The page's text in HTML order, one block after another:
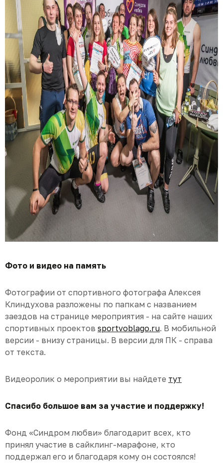
Фото и видео на память
Фотографии от спортивного фотографа Алексея
Клиндухова разложены по папкам с названием
заездов на странице мероприятия - на сайте наших
спортивных проектов sportvoblago.ru. В мобильной
версии - внизу страницы. В версии для ПК - справа
от текста.
Видеоролик о мероприятии вы найдете тут
Спасибо большое вам за участие и поддержку!
Фонд «Синдром любви» благодарит всех, кто
принял участие в сайклинг-марафоне, кто
поддержал его и благодаря кому он состоялся!